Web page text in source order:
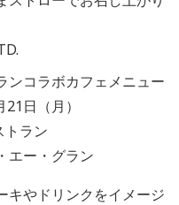
ンコラボカフェメニュー
日（月）
トラン
エー・グラン
キやドリンクをイメージ